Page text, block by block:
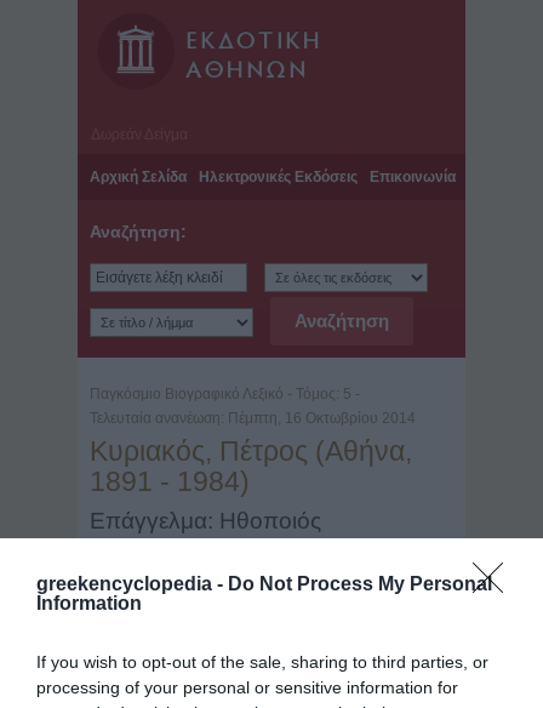
greekencyclopedia - Do Not Process My Personal
Information
If you wish to opt-out of the sale, sharing to third parties, or
processing of your personal or sensitive information for
Αρχική Σελίδα Ηλεκτρονικές Εκδόσεις Επικοινωνία
Αναζήτηση:
Παγκόσμιο Βιογραφικό Λεξικό - Τόμος: 5 -
Τελευταία ανανέωση: Πέμπτη, 16 Οκτωβρίου 2014
Κυριακός, Πέτρος (Αθήνα,
1891 - 1984)
Επάγγελμα: Ηθοποιός
Δείγμα λήμματος:
επιθεώρησης. Σε μικρή ηλικία έμεινε
ορφανός από πατέρα και εργάστηκε σε